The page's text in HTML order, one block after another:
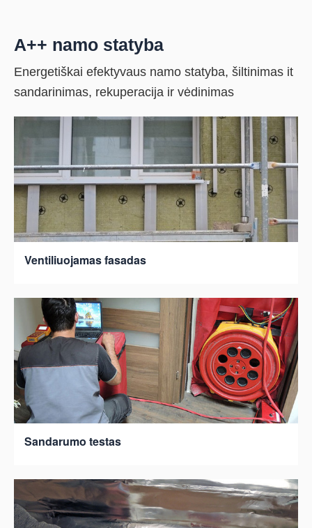
A++ namo statyba
Energetiškai efektyvaus namo statyba, šiltinimas it
sandarinimas, rekuperacija ir vėdinimas
Ventiliuojamas fasadas
Sandarumo testas